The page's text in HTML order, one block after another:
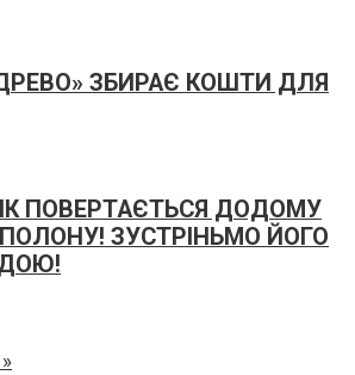
ЗБИРАЄ КОШТИ ДЛЯ
ПОВЕРТАЄТЬСЯ ДОДОМУ
ЗУСТРІНЬМО ЙОГО